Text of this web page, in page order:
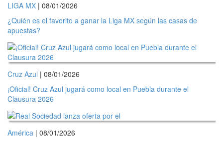
LIGA MX | 08/01/2026
¿Quién es el favorito a ganar la Liga MX según las casas de
apuestas?
Cruz Azul | 08/01/2026
¡Oficial! Cruz Azul jugará como local en Puebla durante el
Clausura 2026
América | 08/01/2026